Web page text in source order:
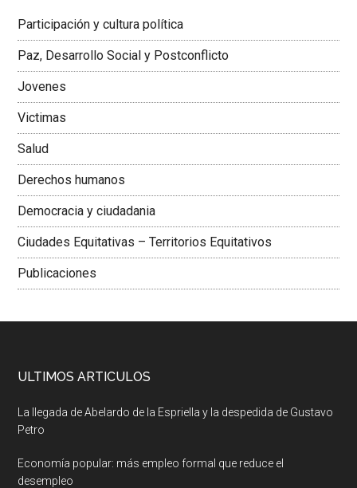
Colombiana
Participación y cultura política
Paz, Desarrollo Social y Postconflicto
Jovenes
Victimas
Salud
Derechos humanos
Democracia y ciudadania
Ciudades Equitativas – Territorios Equitativos
Publicaciones
ULTIMOS ARTICULOS
La llegada de Abelardo de la Espriella y la despedida de Gustavo
Petro
Economía popular: más empleo formal que reduce el
desempleo